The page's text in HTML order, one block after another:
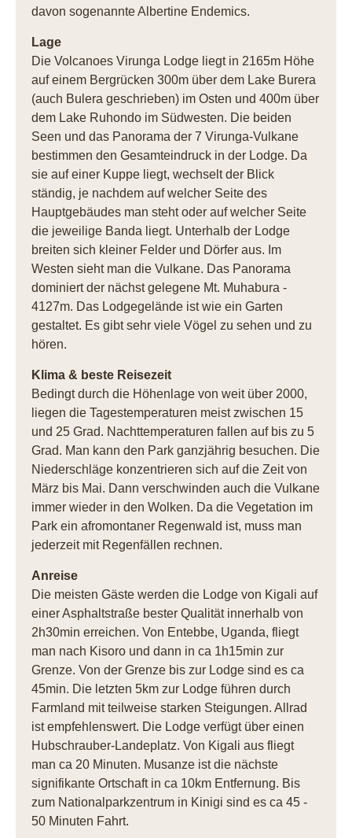
davon sogenannte Albertine Endemics.
Lage
Die Volcanoes Virunga Lodge liegt in 2165m Höhe
auf einem Bergrücken 300m über dem Lake Burera
(auch Bulera geschrieben) im Osten und 400m über
dem Lake Ruhondo im Südwesten. Die beiden
Seen und das Panorama der 7 Virunga-Vulkane
bestimmen den Gesamteindruck in der Lodge. Da
sie auf einer Kuppe liegt, wechselt der Blick
ständig, je nachdem auf welcher Seite des
Hauptgebäudes man steht oder auf welcher Seite
die jeweilige Banda liegt. Unterhalb der Lodge
breiten sich kleiner Felder und Dörfer aus. Im
Westen sieht man die Vulkane. Das Panorama
dominiert der nächst gelegene Mt. Muhabura -
4127m. Das Lodgegelände ist wie ein Garten
gestaltet. Es gibt sehr viele Vögel zu sehen und zu
hören.
Klima & beste Reisezeit
Bedingt durch die Höhenlage von weit über 2000,
liegen die Tagestemperaturen meist zwischen 15
und 25 Grad. Nachttemperaturen fallen auf bis zu 5
Grad. Man kann den Park ganzjährig besuchen. Die
Niederschläge konzentrieren sich auf die Zeit von
März bis Mai. Dann verschwinden auch die Vulkane
immer wieder in den Wolken. Da die Vegetation im
Park ein afromontaner Regenwald ist, muss man
jederzeit mit Regenfällen rechnen.
Anreise
Die meisten Gäste werden die Lodge von Kigali auf
einer Asphaltstraße bester Qualität innerhalb von
2h30min erreichen. Von Entebbe, Uganda, fliegt
man nach Kisoro und dann in ca 1h15min zur
Grenze. Von der Grenze bis zur Lodge sind es ca
45min. Die letzten 5km zur Lodge führen durch
Farmland mit teilweise starken Steigungen. Allrad
ist empfehlenswert. Die Lodge verfügt über einen
Hubschrauber-Landeplatz. Von Kigali aus fliegt
man ca 20 Minuten. Musanze ist die nächste
signifikante Ortschaft in ca 10km Entfernung. Bis
zum Nationalparkzentrum in Kinigi sind es ca 45 -
50 Minuten Fahrt.